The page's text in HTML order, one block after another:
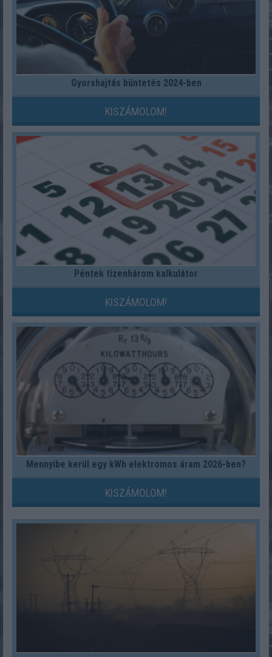
Gyorshajtás büntetés 2024-ben
KISZÁMOLOM!
Péntek tizenhárom kalkulátor
KISZÁMOLOM!
Mennyibe kerül egy kWh elektromos áram 2026-ben?
KISZÁMOLOM!